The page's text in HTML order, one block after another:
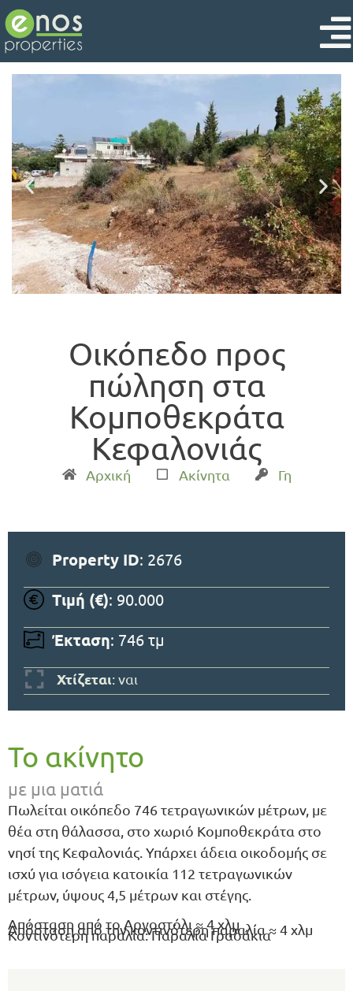
Οικόπεδο προς
πώληση στα
Κομποθεκράτα
Κεφαλονιάς
Αρχική Ακίνητα Γη
Property ID: 2676
Τιμή (€): 90.000
Έκταση: 746 τμ
Χτίζεται: ναι
Το ακίνητο
με μια ματιά
Πωλείται οικόπεδο 746 τετραγωνικών μέτρων, με
θέα στη θάλασσα, στο χωριό Κομποθεκράτα στο
νησί της Κεφαλονιάς. Υπάρχει άδεια οικοδομής σε
ισχύ για ισόγεια κατοικία 112 τετραγωνικών
μέτρων, ύψους 4,5 μέτρων και στέγης.
Απόσταση από το Αργοστόλι ≈ 4 χλμ
Απόσταση από την κοντινότερη παραλία ≈ 4 χλμ
Κοντινότερη παραλία: Παραλία Γραδάκια